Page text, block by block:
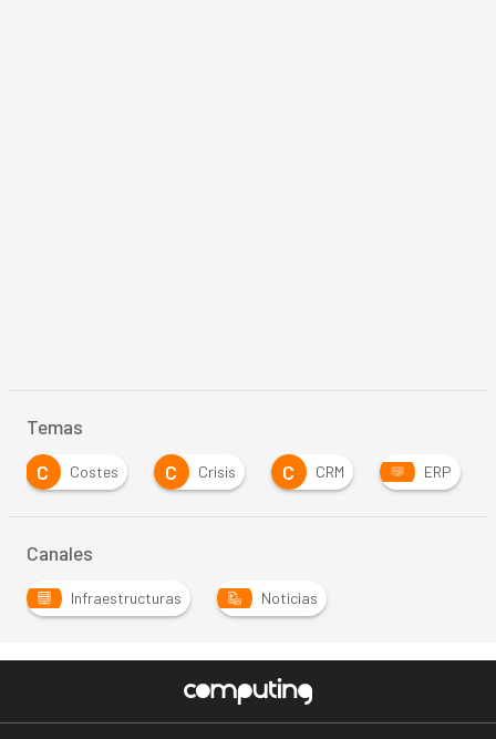
Temas
C
Costes C Crisis C CRM ERP
Canales
Infraestructuras Noticias